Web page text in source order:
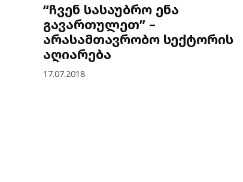
“ჩვენ სასაუბრო ენა
გავართულეთ” –
არასამთავრობო სექტორის
აღიარება
17.07.2018